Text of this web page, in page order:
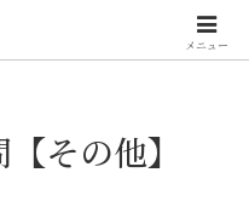
その他】
メニュー